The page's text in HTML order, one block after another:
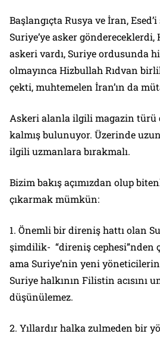
Başlangıçta Rusya ve İran,
Suriye’ye asker göndereceklerdi,
askeri vardı, Suriye ordusunda
olmayınca Hizbullah Rıdvan
çekti, muhtemelen İran’ın da
Askeri alanla ilgili magazin türü
kalmış bulunuyor. Üzerinde
ilgili uzmanlara bırakmalı.
Bizim bakış açımızdan olup
çıkarmak mümkün:
1. Önemli bir direniş hattı olan
şimdilik- “direniş cephesi”nden
ama Suriye’nin yeni
Suriye halkının Filistin acısını
düşünülemez.
2. Yıllardır halka zulmeden bir